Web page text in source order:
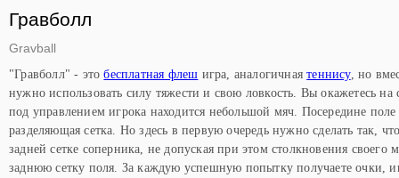
Гравболл
Gravball
"Гравболл" - этобесплатная флеш игра, аналогичнаятеннису, но
нужно использовать силу тяжести и свою ловкость. Вы окажетесь на
под управлением игрока находится небольшой мяч. Посередине
разделяющая сетка. Но здесь в первую очередь нужно сделать так,
задней сетке соперника, не допуская при этом столкновения своего
заднюю сетку поля. За каждую успешную попытку получаете очки,